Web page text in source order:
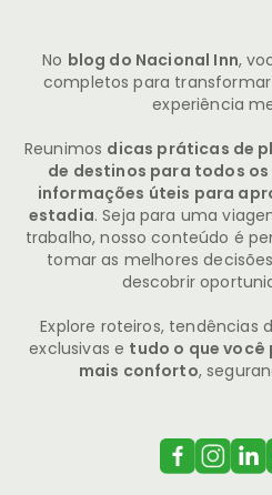
No blog do Nacional Inn,
completos para
experiência
Reunimos dicas práticas de
de destinos para todos
informações úteis para
estadia. Seja para uma
trabalho, nosso conteúdo é
tomar as melhores
descobrir
Explore roteiros, tendências
exclusivas e tudo o que
mais conforto,